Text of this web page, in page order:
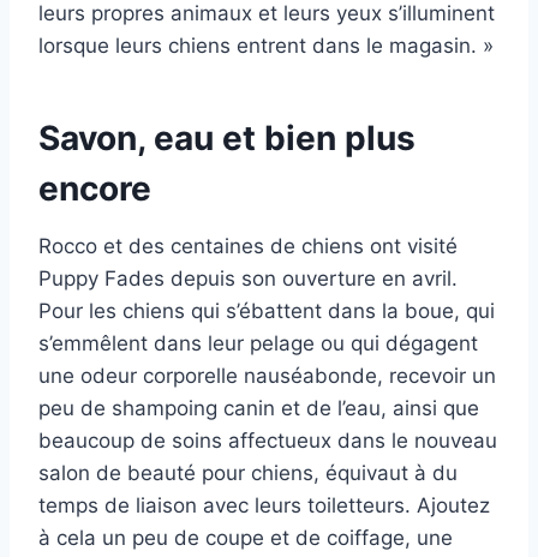
leurs propres animaux et leurs yeux s’illuminent
lorsque leurs chiens entrent dans le magasin. »
Savon, eau et bien plus
encore
Rocco et des centaines de chiens ont visité
Puppy Fades depuis son ouverture en avril.
Pour les chiens qui s’ébattent dans la boue, qui
s’emmêlent dans leur pelage ou qui dégagent
une odeur corporelle nauséabonde, recevoir un
peu de shampoing canin et de l’eau, ainsi que
beaucoup de soins affectueux dans le nouveau
salon de beauté pour chiens, équivaut à du
temps de liaison avec leurs toiletteurs. Ajoutez
à cela un peu de coupe et de coiffage, une